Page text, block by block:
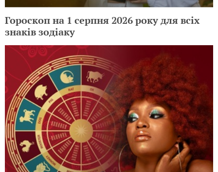
Гороскоп на 1 серпня 2026 року для всіх
знаків зодіаку